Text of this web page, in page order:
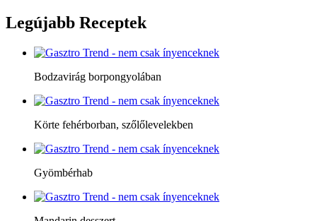
Legújabb Receptek
Bodzavirág borpongyolában
Körte fehérborban, szőlőlevelekben
Gyömbérhab